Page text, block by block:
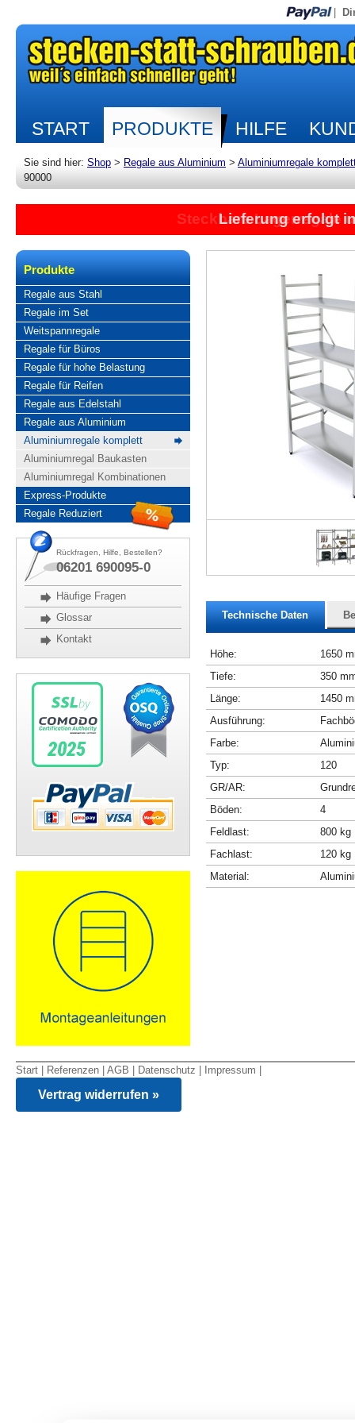
START PRODUKTE HILFE
Sie sind hier: Shop > Regale aus Aluminium > Aluminiumregale
90000
Lieferung erfolgt
Produkte
Regale aus Stahl
Regale im Set
Weitspannregale
Regale für Büros
Regale für hohe Belastung
Regale für Reifen
Regale aus Edelstahl
Regale aus Aluminium
Aluminiumregale komplett
Aluminiumregal Baukasten
Aluminiumregal Kombinationen
Express-Produkte
Regale Reduziert
Rückfragen, Hilfe, Bestellen?
06201 690095-0
Häufige Fragen
Glossar
Kontakt
Technische Daten
Höhe:
1650
Tiefe:
350
Länge:
1450
Ausführung:
Farbe:
Typ:
120
GR/AR:
Böden:
4
Feldlast:
800 kg
Fachlast:
120 kg
Material:
Start Referenzen AGB Datenschutz Impressum
Vertrag widerrufen »